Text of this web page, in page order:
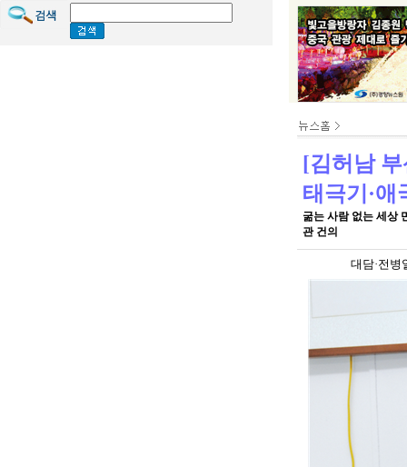
[김허남 부
태극기·애
굶는 사람 없는 세상
관 건의
대담·전병